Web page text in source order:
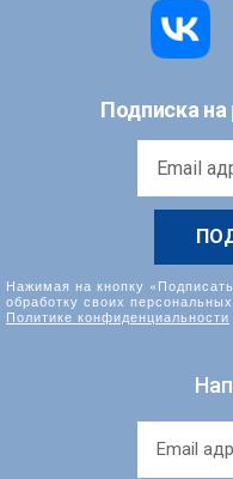
Подписка на
Нажимая на кнопку
обработку своих
Политике конфиденциальности